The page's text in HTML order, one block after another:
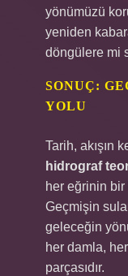
yönümüzü
yeniden
döngülere mi
SONUÇ:
YOLU
Tarih, akışın
hidrograf
her eğrinin
Geçmişin
geleceğin
her damla,
parçasıdır.